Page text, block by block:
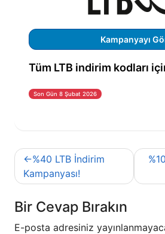
Kampanyayı
Tüm LTB indirim kodları
Son Gün 8 Şubat 2026
Yazı
gezinmesi
%40 LTB İndirim
Kampanyası!
Bir Cevap Bırakın
E-posta adresiniz